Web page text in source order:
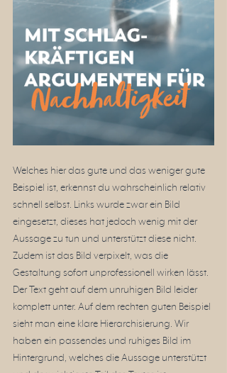
Welches hier das gute und das weniger gute
Beispiel ist, erkennst du wahrscheinlich relativ
schnell selbst. Links wurde zwar ein Bild
eingesetzt, dieses hat jedoch wenig mit der
Aussage zu tun und unterstützt diese nicht.
Zudem ist das Bild verpixelt, was die
Gestaltung sofort unprofessionell wirken lässt.
Der Text geht auf dem unruhigen Bild leider
komplett unter. Auf dem rechten guten Beispiel
sieht man eine klare Hierarchisierung. Wir
haben ein passendes und ruhiges Bild im
Hintergrund, welches die Aussage unterstützt